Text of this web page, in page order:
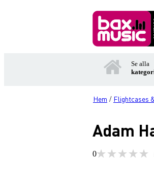
Se alla
Hem / Flightcases
Adam
0